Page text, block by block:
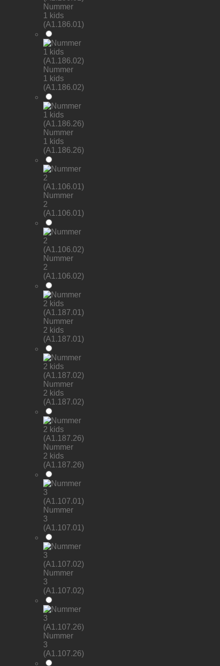
Nummer
1 kids
(A1.186.01)
Nummer
1 kids
(A1.186.02)
Nummer
1 kids
(A1.186.26)
Nummer
2
(A1.106.01)
Nummer
2
(A1.106.02)
Nummer
2 kids
(A1.187.01)
Nummer
2 kids
(A1.187.02)
Nummer
2 kids
(A1.187.26)
Nummer
3
(A1.107.01)
Nummer
3
(A1.107.02)
Nummer
3
(A1.107.26)